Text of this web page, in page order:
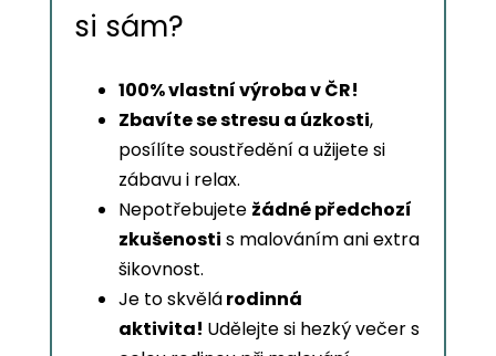
si sám?
100% vlastní výroba v ČR!
Zbavíte se stresu a úzkosti,
posílíte soustředění a užijete si
zábavu i relax.
Nepotřebujete žádné předchozí
zkušenosti s malováním ani extra
šikovnost.
Je to skvělárodinná
aktivita! Udělejte si hezký večer s